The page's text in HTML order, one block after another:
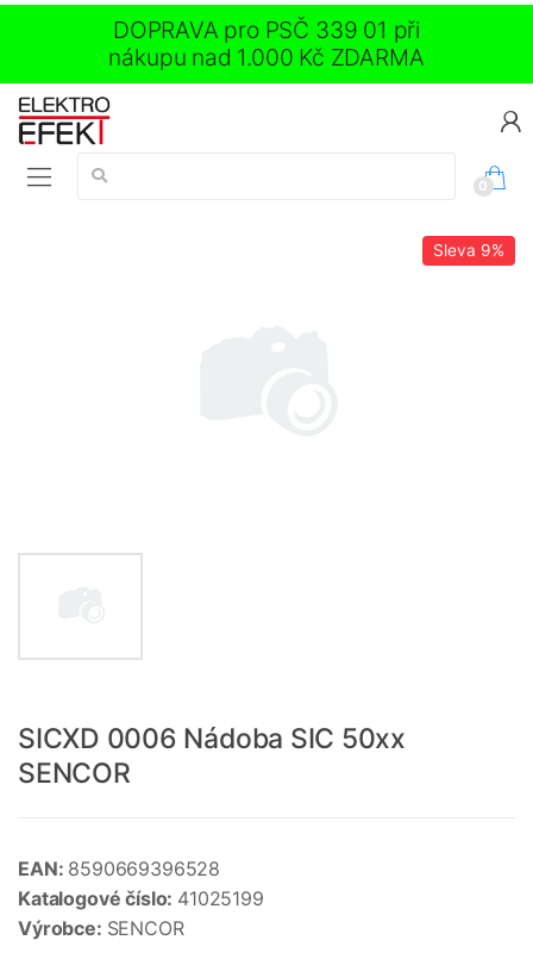
DOPRAVA pro PSČ 339 01 při
nákupu nad 1.000 Kč ZDARMA
Vyhledávání:
0
Sleva 9%
SICXD 0006 Nádoba SIC 50xx
SENCOR
EAN: 8590669396528
Katalogové číslo: 41025199
Výrobce: SENCOR